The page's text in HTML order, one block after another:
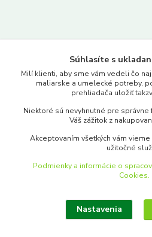
www.merkantil.sk
Pondelok-Piatok: 9.00-17.00hod.
objednavky@merkantil-obchod.sk
Upraviť zber
Súhlasíte s
Milí klienti, aby sme vám vedeli čo
maliarske a umelecké potreby,
prehliadača uložiť
Niektoré sú nevyhnutné pre
Váš zážitok z
Akceptovaním všetkých vám
užitočné
Podmienky a informácie o
Cookies.
Nastavenia